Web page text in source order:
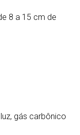
8 a 15 cm de
gás carbônico